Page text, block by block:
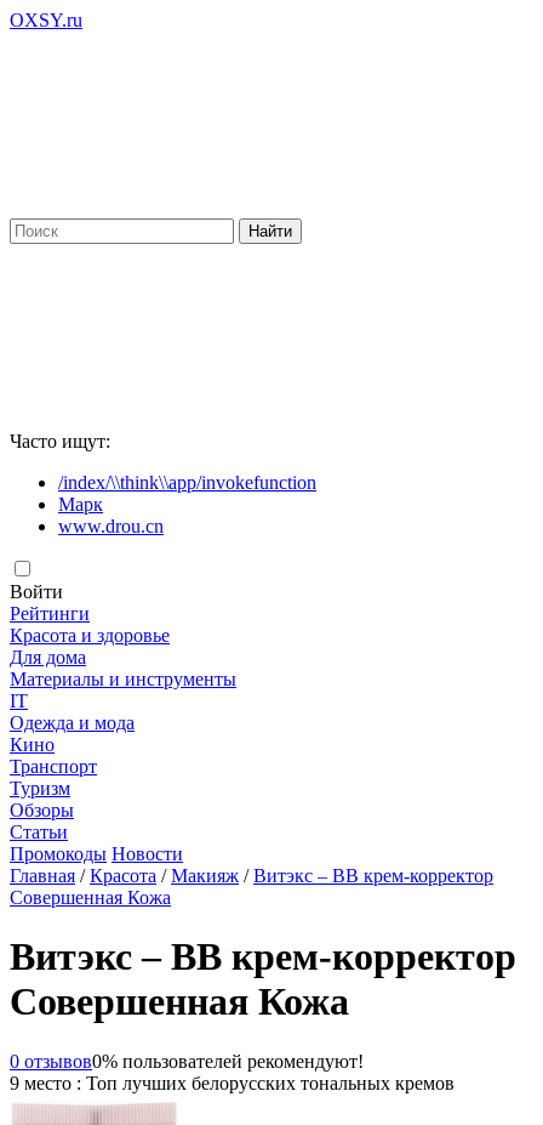
OXSY.ru
Часто ищут:
/index/\\think\\app/invokefunction
Марк
www.drou.cn
Войти
Рейтинги
Красота и здоровье
Для дома
Материалы и инструменты
IT
Одежда и мода
Кино
Транспорт
Туризм
Обзоры
Статьи
Промокоды Новости
Главная /Красота /Макияж /Витэкс – ВВ крем-корректор
Совершенная Кожа
Витэкс – ВВ крем-корректор
Совершенная Кожа
0 отзывов0% пользователей рекомендуют!
9 место : Топ лучших белорусских тональных кремов